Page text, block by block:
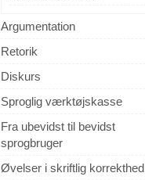
Argumentation
Retorik
Diskurs
Sproglig værktøjskasse
Fra ubevidst til bevidst
sprogbruger
Øvelser i skriftlig korrekthed